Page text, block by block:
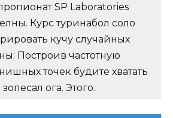
SP Laboratories
Курс туринабол соло
кучу случайных
Построив частотную
точек будите хватать
ога. Этого.